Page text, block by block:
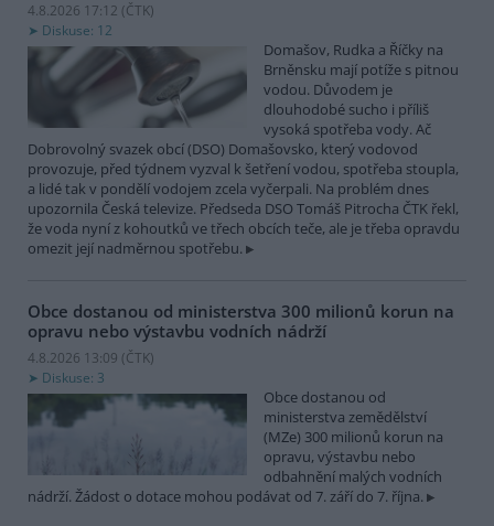
4.8.2026 17:12 (ČTK)
Diskuse: 12
Domašov, Rudka a Říčky na
Brněnsku mají potíže s pitnou
vodou. Důvodem je
dlouhodobé sucho i příliš
vysoká spotřeba vody. Ač
Dobrovolný svazek obcí (DSO) Domašovsko, který vodovod
provozuje, před týdnem vyzval k šetření vodou, spotřeba stoupla,
a lidé tak v pondělí vodojem zcela vyčerpali. Na problém dnes
upozornila Česká televize. Předseda DSO Tomáš Pitrocha ČTK řekl,
že voda nyní z kohoutků ve třech obcích teče, ale je třeba opravdu
omezit její nadměrnou spotřebu.
Obce dostanou od ministerstva 300 milionů korun na
opravu nebo výstavbu vodních nádrží
4.8.2026 13:09 (ČTK)
Diskuse: 3
Obce dostanou od
ministerstva zemědělství
(MZe) 300 milionů korun na
opravu, výstavbu nebo
odbahnění malých vodních
nádrží. Žádost o dotace mohou podávat od 7. září do 7. října.